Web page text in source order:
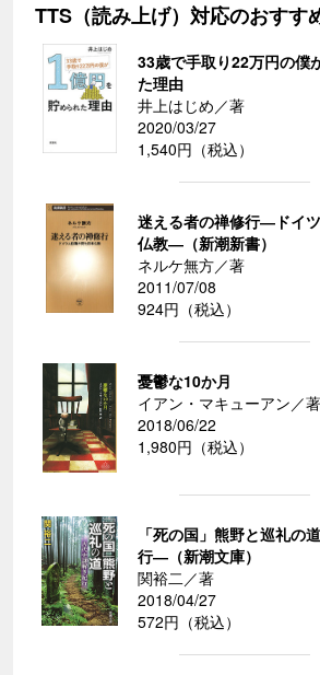
TTS（読み上げ）対応のおすす
33歳で手取り22万円の僕
た理由
井上はじめ／著
2020/03/27
1,540円（税込）
迷える者の禅修行―ドイ
仏教―（新潮新書）
ネルケ無方／著
2011/07/08
924円（税込）
憂鬱な10か月
イアン・マキューアン／
2018/06/22
1,980円（税込）
「死の国」熊野と巡礼の
行―（新潮文庫）
関裕二／著
2018/04/27
572円（税込）